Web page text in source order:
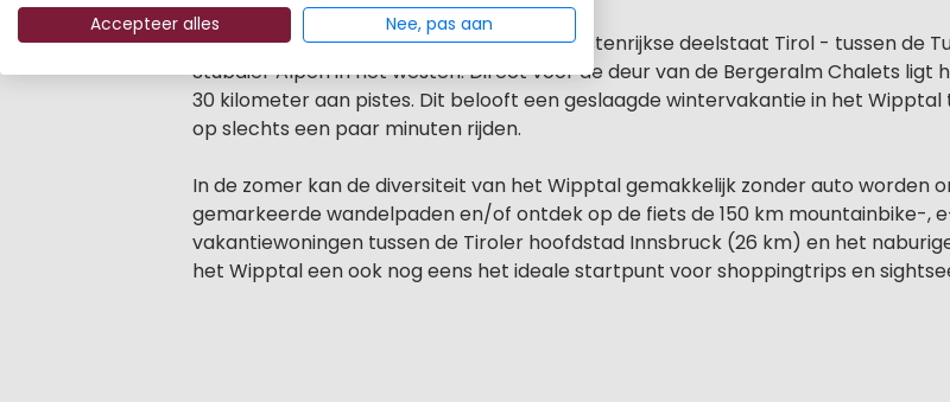
Wintersport of zomervakantie
Dit vakantiecomplex ligt centraal in de Oostenrijkse deelstaat Tirol - tussen de
Stubaier Alpen in het westen. Direct voor de deur van de Bergeralm Chalets ligt
30 kilometer aan pistes. Dit belooft een geslaagde wintervakantie in het
op slechts een paar minuten rijden.
In de zomer kan de diversiteit van het Wipptal gemakkelijk zonder auto worden
gemarkeerde wandelpaden en/of ontdek op de fiets de 150 km mountainbike-,
vakantiewoningen tussen de Tiroler hoofdstad Innsbruck (26 km) en het
het Wipptal een ook nog eens het ideale startpunt voor shoppingtrips en
Accepteer alles Nee, pas aan